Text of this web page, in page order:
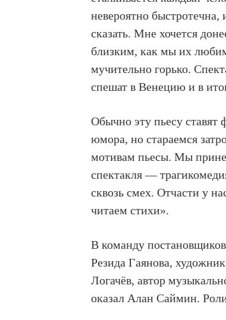
невероятно
сказать. Мне хочется
близким, как мы их
мучительно горько.
спешат в Венецию и в
Обычно эту пьесу
юмора, но стараемся
мотивам пьесы. Мы
спектакля —
сквозь смех. Отчасти у
читаем стихи».
В команду
Резида Гаянова,
Логачёв, автор
оказал Алан Саймин.